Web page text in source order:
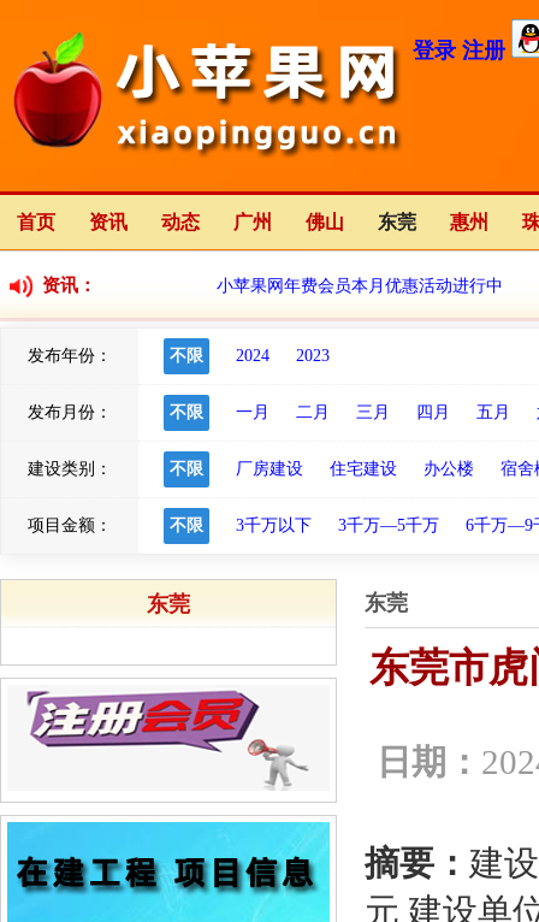
登录 注册
首页 资讯 动态 广州 佛山 东莞 惠州
资讯： 小苹果网年费会员本月优惠活动进行中
小苹果网全新改版中
发布年份： 不限 2024 2023
发布月份： 不限 一月 二月 三月 四月 五月
建设类别： 不限 厂房建设 住宅建设 办公楼 宿舍
项目金额： 不限 3千万以下 3千万—5千万 6千万—9
东莞 东莞
东莞市
日期：
摘要： 建
元 建设单